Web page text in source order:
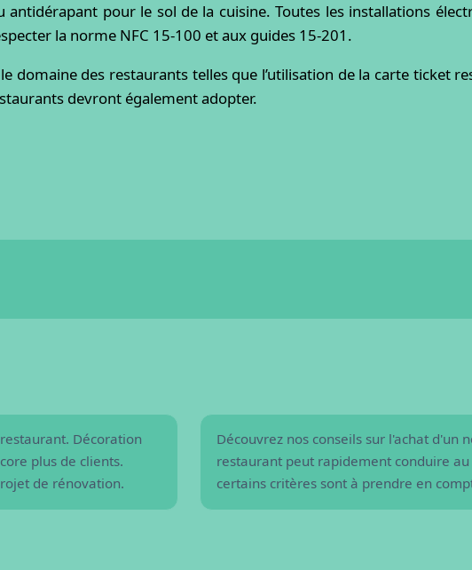
pour le sol de la cuisine. Toutes les installations
la norme NFC 15-100 et aux guides 15-201.
domaine des restaurants telles que l’utilisation de la carte ticket
devront également adopter.
Décoration
plus de clients.
de rénovation.
Découvrez nos conseils sur l'achat d'un
restaurant peut rapidement conduire au
certains critères sont à prendre en